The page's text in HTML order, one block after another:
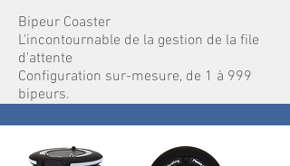
Bipeur Coaster
L'incontournable de la gestion de la file
d'attente
Configuration sur-mesure, de 1 à 999
bipeurs.